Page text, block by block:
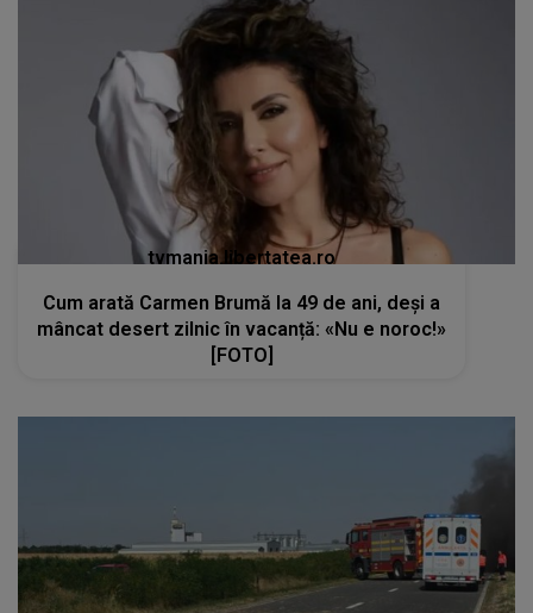
tvmania.libertatea.ro
Cum arată Carmen Brumă la 49 de ani, deși a
mâncat desert zilnic în vacanță: «Nu e noroc!»
[FOTO]